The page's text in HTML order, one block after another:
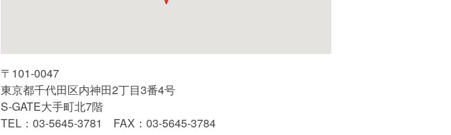
〒101-0047
東京都千代田区内神田2丁目3番4号
S-GATE大手町北7階
TEL：03-5645-3781 FAX：03-5645-3784